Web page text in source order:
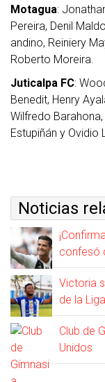
Motagua:
Pereira, Denil
andino, Reiniery
Roberto Moreira.
Juticalpa FC:
Benedit, Henry
Wilfredo
Estupiñán y Ovidio
Noticias
confesó
Victoria
de la
Club de
Unidos